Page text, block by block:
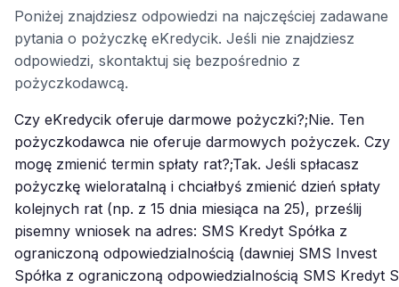
Poniżej znajdziesz odpowiedzi na najczęściej zadawane
pytania o pożyczkę eKredycik. Jeśli nie znajdziesz
odpowiedzi, skontaktuj się bezpośrednio z
pożyczkodawcą.
Czy eKredycik oferuje darmowe pożyczki?;Nie. Ten
pożyczkodawca nie oferuje darmowych pożyczek. Czy
mogę zmienić termin spłaty rat?;Tak. Jeśli spłacasz
pożyczkę wieloratalną i chciałbyś zmienić dzień spłaty
kolejnych rat (np. z 15 dnia miesiąca na 25), prześlij
pisemny wniosek na adres: SMS Kredyt Spółka z
ograniczoną odpowiedzialnością (dawniej SMS Invest
Spółka z ograniczoną odpowiedzialnością SMS Kredyt